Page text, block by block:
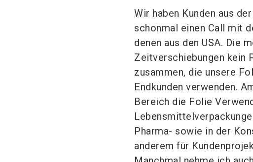
Wir haben Kunden aus
schonmal einen Call mit
denen aus den USA. Die
Zeitverschiebungen kein
zusammen, die unsere
Endkunden verwenden.
Bereich die Folie
Pharma- sowie in der
anderem für